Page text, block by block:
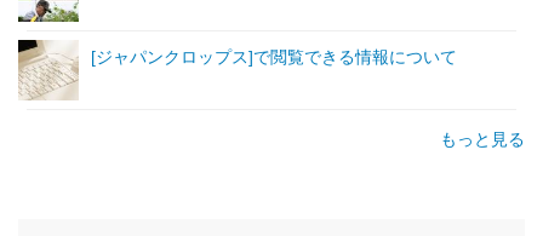
[ジャパンクロップス]で閲覧できる情報について
もっと見る